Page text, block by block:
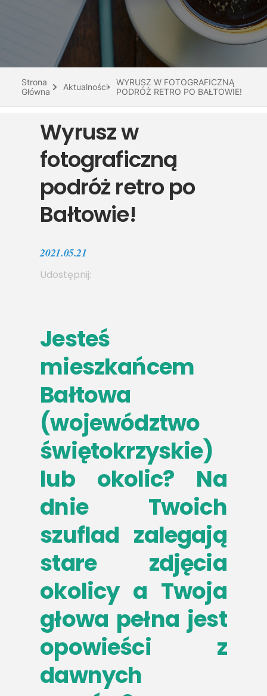
Do pobrania
Interaktywna mapa
Strona
Główna
Aktualności
WYRUSZ W FOTOGRAFICZNĄ
PODRÓŻ RETRO PO BAŁTOWIE!
Wyrusz w
fotograficzną
podróż retro po
Bałtowie!
2021.05.21
Udostępnij:
Jesteś
mieszkańcem
Bałtowa
(województwo
świętokrzyskie)
lub okolic? Na
dnie Twoich
szuflad zalegają
stare zdjęcia
okolicy a Twoja
głowa pełna jest
opowieści z
dawnych